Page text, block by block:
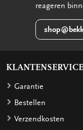
reageren
KLANTENSERVICE
Garantie
Bestellen
Verzendkosten